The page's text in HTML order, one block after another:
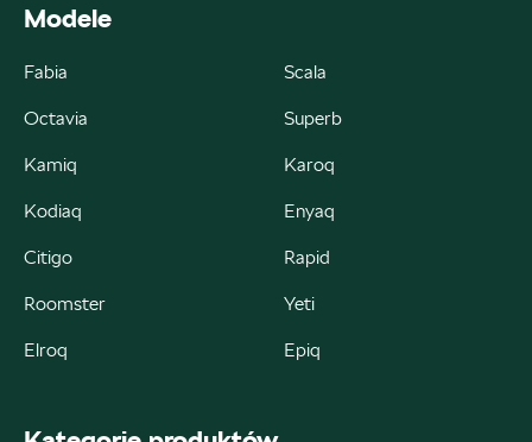
Auto Group Luzar
czesci.skoda@autoluzar.pl
Modele
Fabia Scala
Octavia Superb
Kamiq Karoq
Kodiaq Enyaq
Citigo Rapid
Roomster Yeti
Elroq Epiq